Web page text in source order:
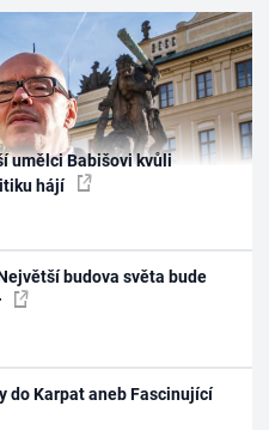
umělci Babišovi kvůli
hájí
budova světa bude
do Karpat aneb Fascinující